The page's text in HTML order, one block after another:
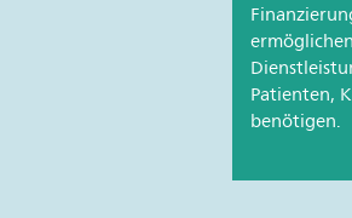
Patienten,
benötigen.